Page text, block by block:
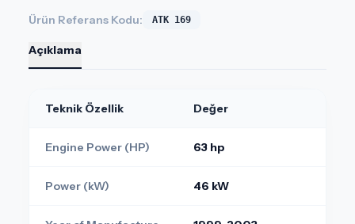
Ürün Referans Kodu: ATK 169
Açıklama
Teknik Özellik Değer
Engine Power (HP) 63 hp
Power (kW) 46 kW